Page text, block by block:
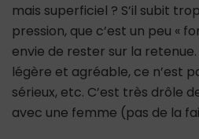
mais superficiel ? S’il subit
pression, que c’est un peu «
envie de rester sur la
légère et agréable, ce n’est
sérieux, etc. C’est très drôle
avec une femme (pas de la